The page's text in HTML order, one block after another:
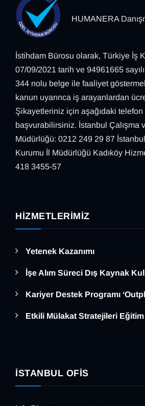
HUMANERA
İstihdam Bürosu olarak, Türkiye İş
07/09/2021 tarih ve 94961665
344 nolu belge ile faaliyet
kanun uyarınca iş arayanlardan
Şikayetleriniz için aşağıdaki telefon
başvurabilirsiniz. İstanbul Çalışma
Müdürlüğü: 0212 249 29 87
Kurumu İl Müdürlüğü Kadıköy
418 3455-57
HIZMETLERIMIZ
Yetenek Kazanımı
İşe Alım Süreci Dış Kaynak
Kariyer Destek Programı
Etkili Mülakat Stratejileri Eğitim
İSTANBUL OFIS